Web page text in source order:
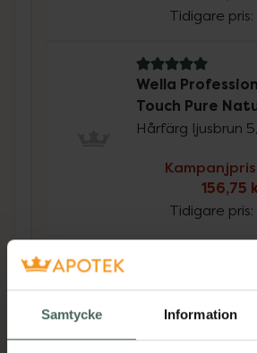
Samtycke Information
Tidigare pris:
5 av 5 i omdöme
Wella
Touch Pure
Hårfärg ljusbrun
156,75
Tidigare pris:
Köp båda för: